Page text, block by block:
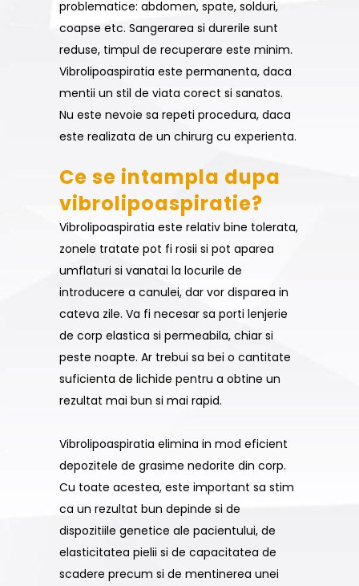
problematice: abdomen, spate, solduri,
coapse etc. Sangerarea si durerile sunt
reduse, timpul de recuperare este minim.
Vibrolipoaspiratia este permanenta, daca
mentii un stil de viata corect si sanatos.
Nu este nevoie sa repeti procedura, daca
este realizata de un chirurg cu experienta.
Ce se intampla dupa
vibrolipoaspiratie?
Vibrolipoaspiratia este relativ bine tolerata,
zonele tratate pot fi rosii si pot aparea
umflaturi si vanatai la locurile de
introducere a canulei, dar vor disparea in
cateva zile. Va fi necesar sa porti lenjerie
de corp elastica si permeabila, chiar si
peste noapte. Ar trebui sa bei o cantitate
suficienta de lichide pentru a obtine un
rezultat mai bun si mai rapid.
Vibrolipoaspiratia elimina in mod eficient
depozitele de grasime nedorite din corp.
Cu toate acestea, este important sa stim
ca un rezultat bun depinde si de
dispozitiile genetice ale pacientului, de
elasticitatea pielii si de capacitatea de
scadere precum si de mentinerea unei